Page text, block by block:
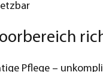
Pflege –